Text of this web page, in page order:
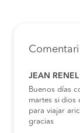
JEAN
Buenos días
martes si dios
para viajar
gracias